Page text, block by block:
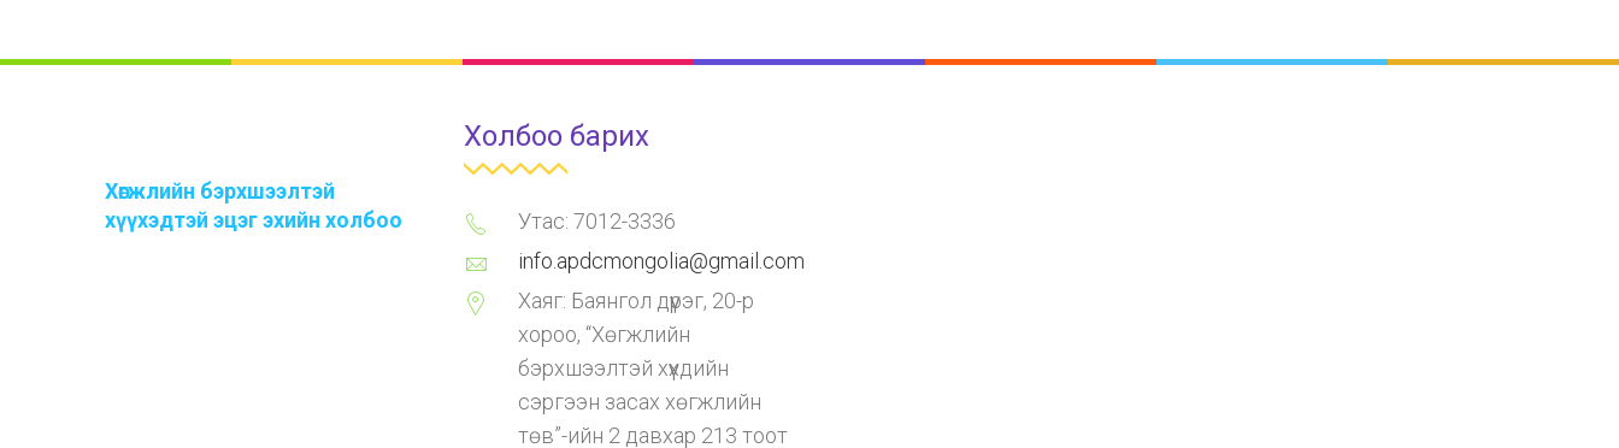
Хөгжлийн бэрхшээлтэй
хүүхэдтэй эцэг эхийн холбоо
Холбоо барих
Утас: 7012-3336
info.apdcmongolia@gmail.com
Хаяг: Баянгол дүүрэг, 20-р
хороо, “Хөгжлийн
бэрхшээлтэй хүүхдийн
сэргээн засах хөгжлийн
төв”-ийн 2 давхар 213 тоот